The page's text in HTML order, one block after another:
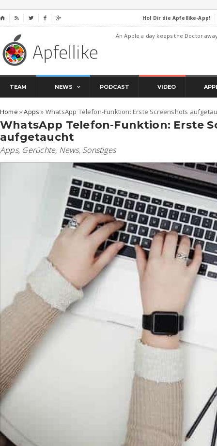
⌂     Hol Dir die Apfellike-App!
An Apple a day keeps the Doctor
TEAM NEWS PODCAST VIDEO
Home »Apps » WhatsApp Telefon-Funktion: Erste Screenshots
WhatsApp Telefon-Funktion: Erste
aufgetaucht
Apps, Gerüchte, News, Sonstiges